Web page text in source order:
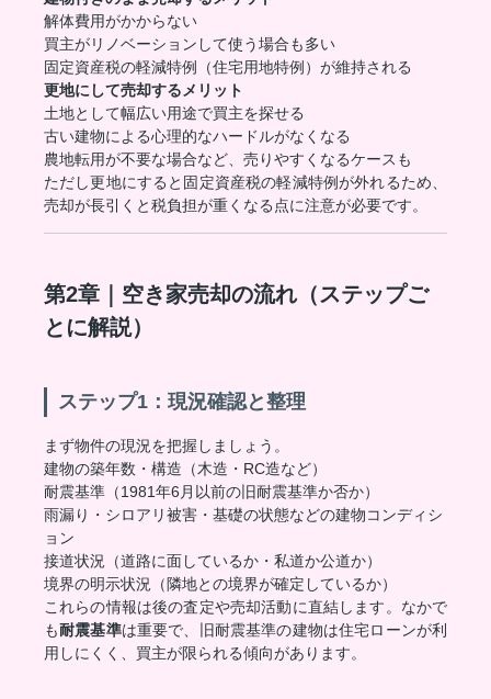
解体費用がかからない
買主がリノベーションして使う場合も多い
固定資産税の軽減特例（住宅用地特例）が維持される
更地にして売却するメリット
土地として幅広い用途で買主を探せる
古い建物による心理的なハードルがなくなる
農地転用が不要な場合など、売りやすくなるケースも
ただし更地にすると固定資産税の軽減特例が外れるため、
売却が長引くと税負担が重くなる点に注意が必要です。
第2章｜空き家売却の流れ（ステップご
とに解説）
ステップ1：現況確認と整理
まず物件の現況を把握しましょう。
建物の築年数・構造（木造・RC造など）
耐震基準（1981年6月以前の旧耐震基準か否か）
雨漏り・シロアリ被害・基礎の状態などの建物コンディシ
ョン
接道状況（道路に面しているか・私道か公道か）
境界の明示状況（隣地との境界が確定しているか）
これらの情報は後の査定や売却活動に直結します。なかで
も耐震基準は重要で、旧耐震基準の建物は住宅ローンが利
用しにくく、買主が限られる傾向があります。